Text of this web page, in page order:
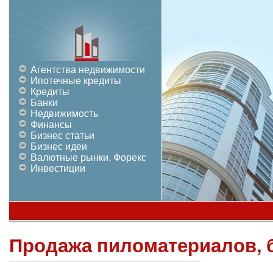
Агентства недвижимости
Ипотечные кредиты
Кредиты
Банки
Недвижимость
Финансы
Бизнес статьи
Бизнес идеи
Валютные рынки, Форекс
Инвестиции
Продажа пиломатериалов,